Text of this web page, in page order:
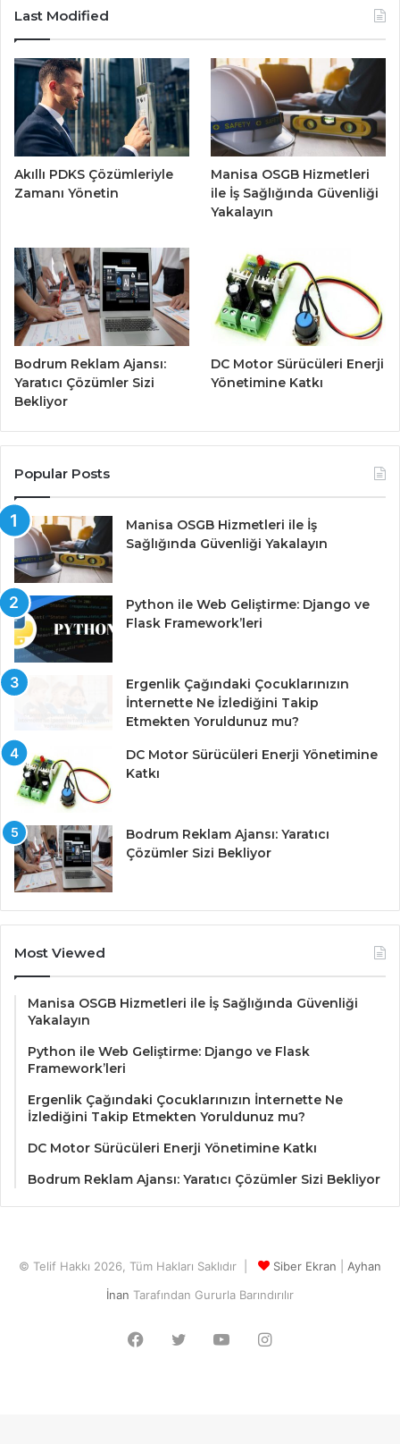
Last Modified
Akıllı PDKS Çözümleriyle
Zamanı Yönetin
Manisa OSGB Hizmetleri
ile İş Sağlığında Güvenliği
Yakalayın
Bodrum Reklam Ajansı:
Yaratıcı Çözümler Sizi
Bekliyor
DC Motor Sürücüleri Enerji
Yönetimine Katkı
Popular Posts
Manisa OSGB Hizmetleri ile İş
Sağlığında Güvenliği Yakalayın
Python ile Web Geliştirme: Django ve
Flask Framework’leri
Ergenlik Çağındaki Çocuklarınızın
İnternette Ne İzlediğini Takip
Etmekten Yoruldunuz mu?
DC Motor Sürücüleri Enerji Yönetimine
Katkı
Bodrum Reklam Ajansı: Yaratıcı
Çözümler Sizi Bekliyor
Most Viewed
Manisa OSGB Hizmetleri ile İş Sağlığında Güvenliği
Yakalayın
Python ile Web Geliştirme: Django ve Flask
Framework’leri
Ergenlik Çağındaki Çocuklarınızın İnternette Ne
İzlediğini Takip Etmekten Yoruldunuz mu?
DC Motor Sürücüleri Enerji Yönetimine Katkı
Bodrum Reklam Ajansı: Yaratıcı Çözümler Sizi Bekliyor
© Telif Hakkı 2026, Tüm Hakları Saklıdır | Siber Ekran
Ayhan
İnan Tarafından Gururla Barındırılır
Facebook
Twitter YouTubeInstagram